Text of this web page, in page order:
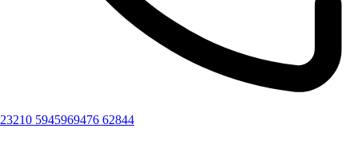
23210 5945969476 62844